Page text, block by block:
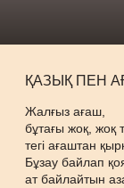
ҚАЗЫҚ ПЕН
Жалғыз ағаш,
бұтағы жоқ, жоқ
тегі ағаштан
Бұзау байлап
ат байлайтын